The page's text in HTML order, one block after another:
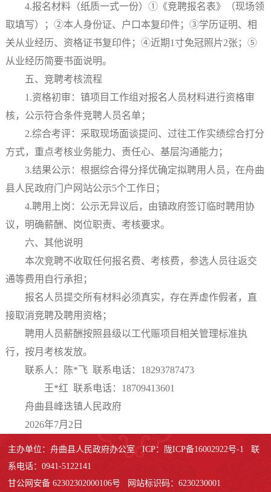
4.报名材料（纸质一式一份）①《竞聘报名表》（现场领
取填写）；②本人身份证、户口本复印件；③学历证明、相
关从业经历、资格证书复印件；④近期1寸免冠照片2张；⑤
从业经历简要书面说明。
五、竞聘考核流程
1.资格初审：镇项目工作组对报名人员材料进行资格审
核，公示符合条件竞聘人员名单；
2.综合考评：采取现场面谈提问、过往工作实绩综合打分
方式，重点考核业务能力、责任心、基层沟通能力；
3.结果公示：根据综合得分择优确定拟聘用人员，在舟曲
县人民政府门户网站公示5个工作日；
4.聘用上岗：公示无异议后，由镇政府签订临时聘用协
议，明确薪酬、岗位职责、考核要求。
六、其他说明
本次竞聘不收取任何报名费、考核费，参选人员往返交
通等费用自行承担；
报名人员提交所有材料必须真实，存在弄虚作假者，直
接取消竞聘及聘用资格；
聘用人员薪酬按照县级以工代赈项目相关管理标准执
行，按月考核发放。
联系人：陈*飞 联系电话：18293787473
王*红 联系电话：18709413601
舟曲县峰迭镇人民政府
2026年7月2日
主办单位：舟曲县人民政府办公室 ICP：陇ICP备16002922号-1 联
系电话：0941-5122141
甘公网安备 62302302000106号 网站标识码：6230230001